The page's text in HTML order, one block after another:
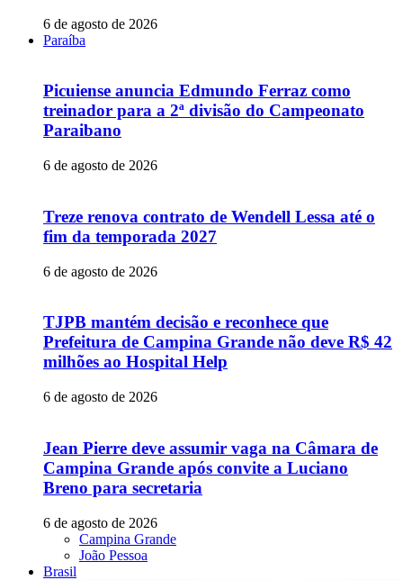
6 de agosto de 2026
Paraíba
Picuiense anuncia Edmundo Ferraz como
treinador para a 2ª divisão do Campeonato
Paraibano
6 de agosto de 2026
Treze renova contrato de Wendell Lessa até o
fim da temporada 2027
6 de agosto de 2026
TJPB mantém decisão e reconhece que
Prefeitura de Campina Grande não deve R$ 42
milhões ao Hospital Help
6 de agosto de 2026
Jean Pierre deve assumir vaga na Câmara de
Campina Grande após convite a Luciano
Breno para secretaria
6 de agosto de 2026
Campina Grande
João Pessoa
Brasil